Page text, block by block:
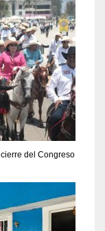
del Congreso